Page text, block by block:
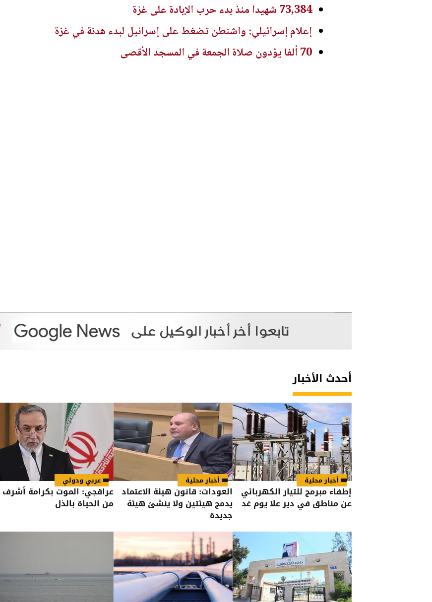
73,384 شهيدا منذ بدء حرب الإبادة على غزة
إعلام إسرائيلي: واشنطن تضغط على إسرائيل لبدء هدنة في غزة
70 ألفا يؤدون صلاة الجمعة في المسجد الأقصى
أحدث الأخبار
أخبار محلية
إطفاء مبرمج للتيار الكهربائي
عن مناطق في دير علا يوم غد
أخبار محلية
العودات: قانون هيئة الاعتماد
يدمج هيئتين ولا ينشئ هيئة
جديدة
عربي ودولي
عراقجي: الموت بكرامة أشرف
من الحياة بالذل